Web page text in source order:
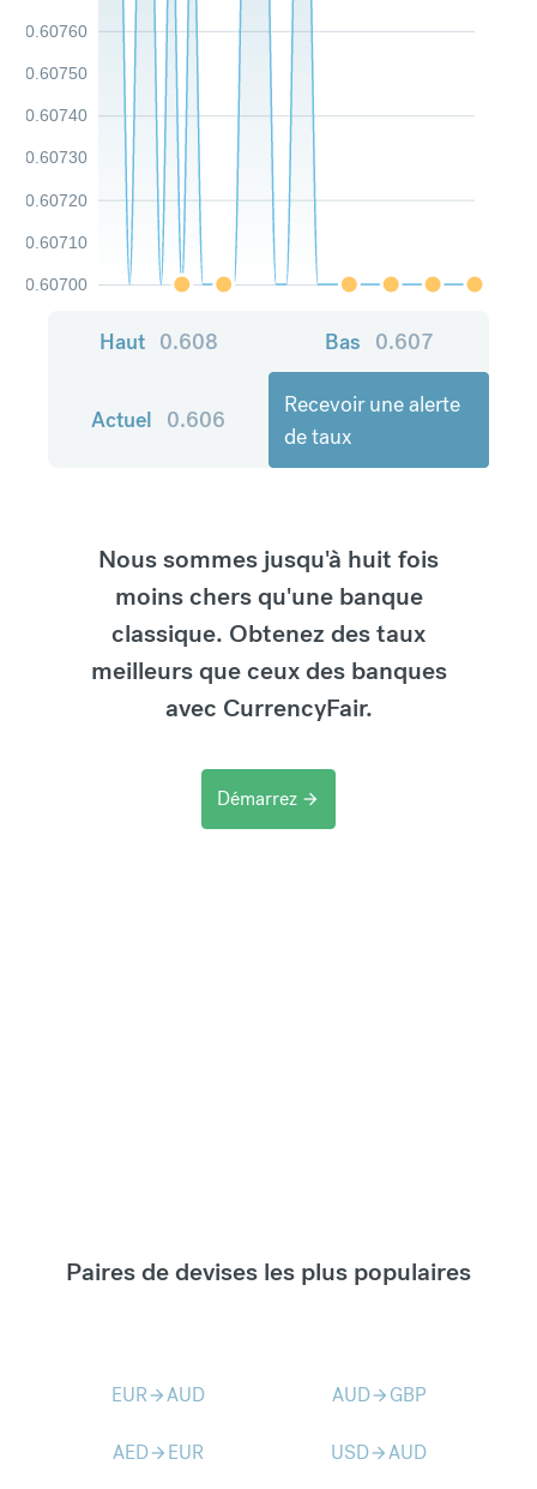
0.60700
0.60710
0.60720
0.60730
0.60740
0.60750
0.60760
Haut 0.608 Bas 0.607
Actuel 0.606
Recevoir une alerte
de taux
Nous sommes jusqu'à huit fois
moins chers qu'une banque
classique. Obtenez des taux
meilleurs que ceux des banques
avec CurrencyFair.
Démarrez arrow_forward
Paires de devises les plus populaires
EURarrow_forwardAUD AUDarrow_forward GBP
AEDarrow_forward EUR USDarrow_forwardAUD